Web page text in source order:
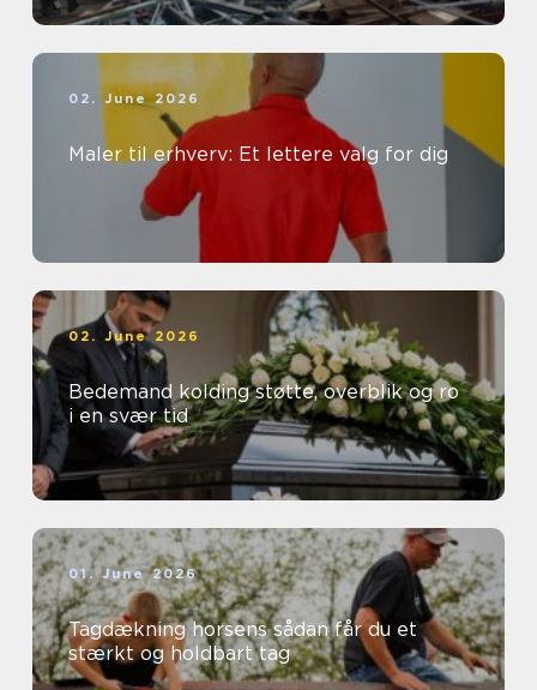
02. June 2026
Maler til erhverv: Et lettere valg for dig
02. June 2026
Bedemand kolding støtte, overblik og ro
i en svær tid
01. June 2026
Tagdækning horsens sådan får du et
stærkt og holdbart tag